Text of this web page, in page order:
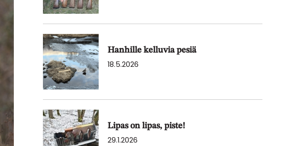
Hanhille kelluvia pesiä
18.5.2026
Lipas on lipas, piste!
29.1.2026